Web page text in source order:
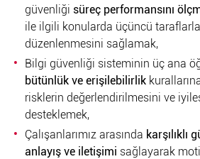
güvenliği süreç performansını
ile ilgili konularda üçüncü
düzenlenmesini sağlamak,
Bilgi güvenliği sisteminin üç ana
bütünlük ve erişilebilirlik
risklerin değerlendirilmesini ve
desteklemek,
Çalışanlarımız arasında karşılıklı
anlayış ve iletişimi sağlayarak